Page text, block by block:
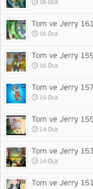
16 Oca
16 Oca
15 Oca
15 Oca
14 Oca
14 Oca